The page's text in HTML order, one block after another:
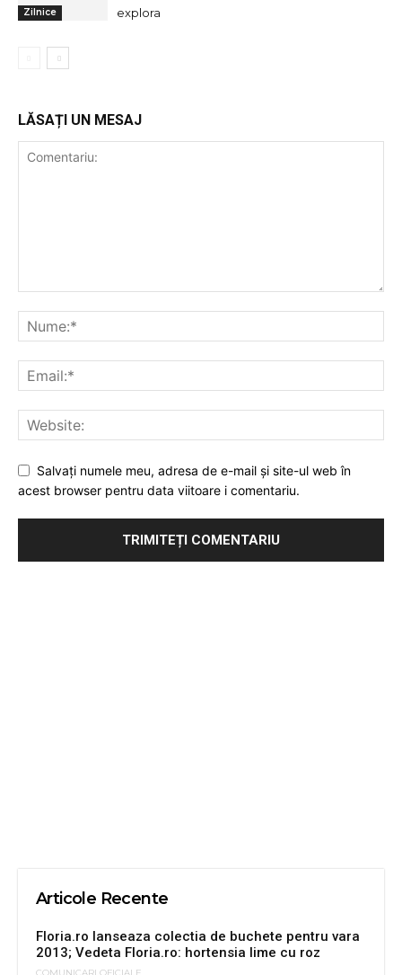
Zilnice explora
LĂSAȚI UN MESAJ
Salvați numele meu, adresa de e-mail și site-ul web în
acest browser pentru data viitoare i comentariu.
Articole Recente
Floria.ro lanseaza colectia de buchete pentru vara
2013; Vedeta Floria.ro: hortensia lime cu roz